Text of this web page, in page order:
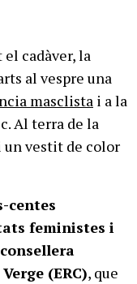
el cadàver, la
al vespre una
masclista i a la
Al terra de la
un vestit de color
centes
feministes i
consellera
(ERC), que